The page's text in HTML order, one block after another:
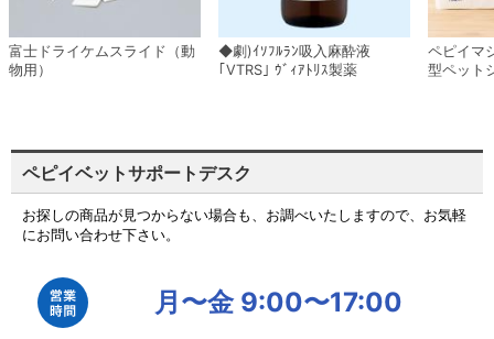
富士ドライケムスライド（動
物用）
◆劇)ｲｿﾌﾙﾗﾝ吸入麻酔液
｢VTRS｣ ｳﾞｨｱﾄﾘｽ製薬
ペピイマ
型ペット
ペピイベットサポートデスク
お探しの商品が見つからない場合も、お調べいたしますので、お気軽
にお問い合わせ下さい。
月〜金 9:00〜17:00